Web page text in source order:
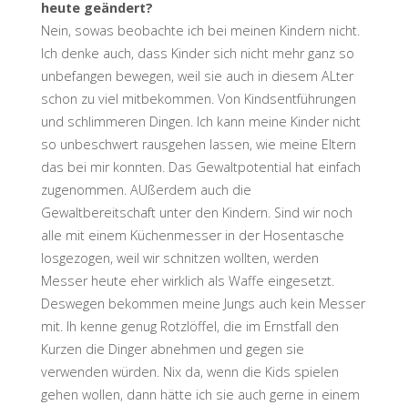
heute geändert?
Nein, sowas beobachte ich bei meinen Kindern nicht.
Ich denke auch, dass Kinder sich nicht mehr ganz so
unbefangen bewegen, weil sie auch in diesem ALter
schon zu viel mitbekommen. Von Kindsentführungen
und schlimmeren Dingen. Ich kann meine Kinder nicht
so unbeschwert rausgehen lassen, wie meine Eltern
das bei mir konnten. Das Gewaltpotential hat einfach
zugenommen. AUßerdem auch die
Gewaltbereitschaft unter den Kindern. Sind wir noch
alle mit einem Küchenmesser in der Hosentasche
losgezogen, weil wir schnitzen wollten, werden
Messer heute eher wirklich als Waffe eingesetzt.
Deswegen bekommen meine Jungs auch kein Messer
mit. Ih kenne genug Rotzlöffel, die im Ernstfall den
Kurzen die Dinger abnehmen und gegen sie
verwenden würden. Nix da, wenn die Kids spielen
gehen wollen, dann hätte ich sie auch gerne in einem